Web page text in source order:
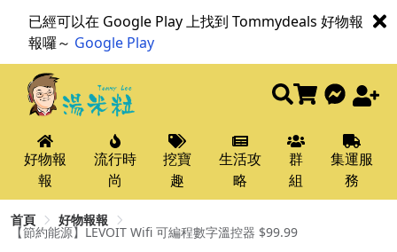
已經可以在 Google Play 上找到 Tommydeals 好物報
報囉～ Google Play
好物報
報
流行時
尚
挖寶
趣
生活攻
略
群
組
集運服
務
首頁 好物報報
【節約能源】LEVOIT Wifi 可編程數字溫控器 $99.99